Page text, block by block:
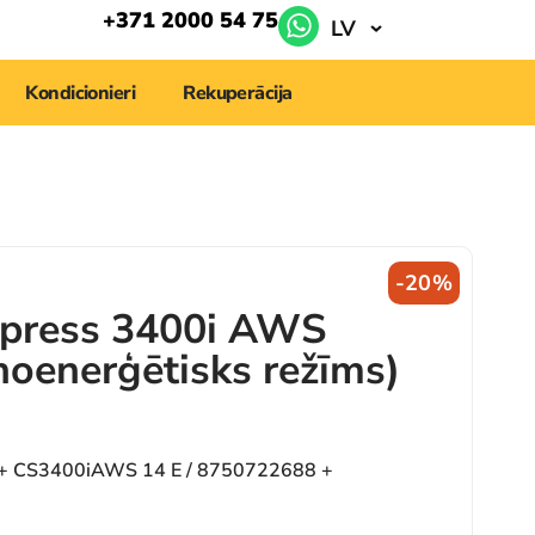
+371 2000 54 75 LV
Kondicionieri Rekuperācija
-20%
3400i AWS
režīms)
CS3400iAWS 14 E / 8750722688 +